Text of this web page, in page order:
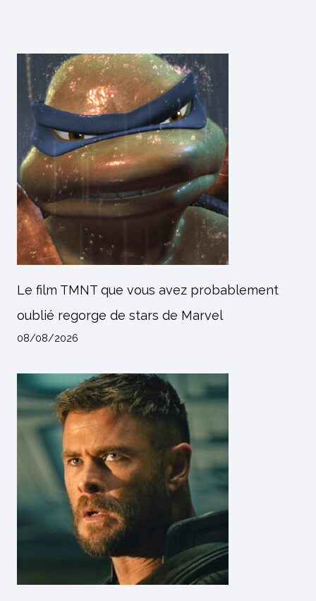
Le film TMNT que vous avez probablement
oublié regorge de stars de Marvel
08/08/2026